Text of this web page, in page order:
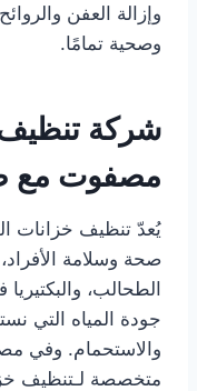
وإزالة العفن
وصحية تمامًا.
شركة
مصفوت مع
يُعدّ تنظيف خزانات
صحة وسلامة
الطحالب،
جودة المياه التي
والاستحمام. وفي
متخصصة لـتنظيف